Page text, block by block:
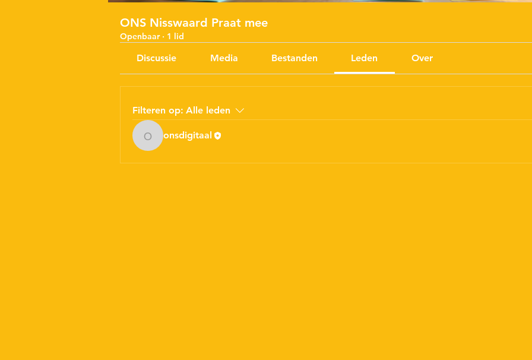
ONS Nisswaard Praat mee
Openbaar · 1 lid
Discussie Media Bestanden Leden Over
Filteren op: Alle leden
onsdigitaal
onsdigitaal